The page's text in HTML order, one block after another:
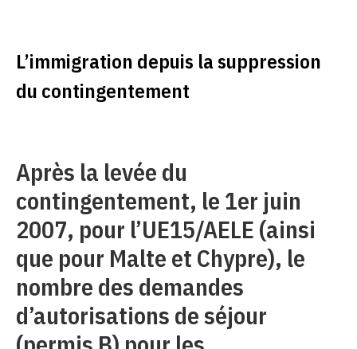
L’immigration depuis la suppression
du contingentement
Après la levée du
contingentement, le 1er juin
2007, pour l’UE15/AELE (ainsi
que pour Malte et Chypre), le
nombre des demandes
d’autorisations de séjour